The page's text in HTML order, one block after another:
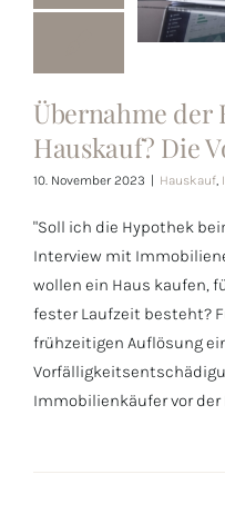
Übernahme der
Hauskauf? Die
10. November 2023 Hauskauf,
"Soll ich die Hypothek
Interview mit
wollen ein Haus kaufen,
fester Laufzeit besteht?
frühzeitigen Auflösung
Immobilienkäufer vor der